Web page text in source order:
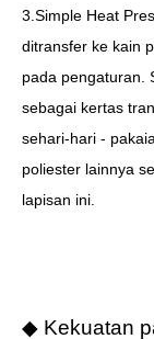
3.Simple Heat
ditransfer ke kain
pada pengaturan.
sebagai kertas
sehari-hari -
poliester lainnya
lapisan ini.
◆ Kekuatan